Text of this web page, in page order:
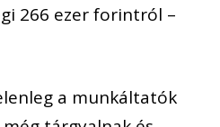
266 ezer forintról –
a munkáltatók